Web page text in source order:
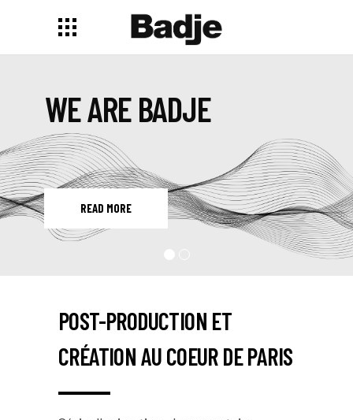
WE ARE BADJE
READ MORE
A PREMIUM
COMPANY
POST-PRODUCTION ET
CRÉATION AU COEUR DE PARIS